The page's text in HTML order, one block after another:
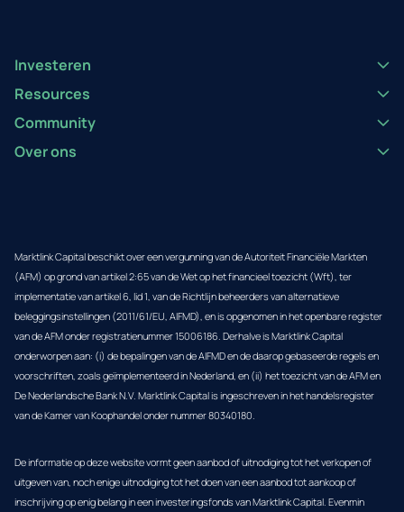
Investeren
Resources
Community
Over ons
Marktlink Capital beschikt over een vergunning van de Autoriteit Financiële Markten
(AFM) op grond van artikel 2:65 van de Wet op het financieel toezicht (Wft), ter
implementatie van artikel 6, lid 1, van de Richtlijn beheerders van alternatieve
beleggingsinstellingen (2011/61/EU, AIFMD), en is opgenomen in het openbare register
van de AFM onder registratienummer 15006186. Derhalve is Marktlink Capital
onderworpen aan: (i) de bepalingen van de AIFMD en de daarop gebaseerde regels en
voorschriften, zoals geïmplementeerd in Nederland, en (ii) het toezicht van de AFM en
De Nederlandsche Bank N.V. Marktlink Capital is ingeschreven in het handelsregister
van de Kamer van Koophandel onder nummer 80340180.
De informatie op deze website vormt geen aanbod of uitnodiging tot het verkopen of
uitgeven van, noch enige uitnodiging tot het doen van een aanbod tot aankoop of
inschrijving op enig belang in een investeringsfonds van Marktlink Capital. Evenmin